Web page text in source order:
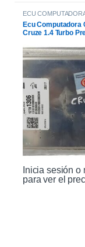
ECU
Ecu Computadora
Cruze 1.4 Turbo
Inicia sesión o
para ver el